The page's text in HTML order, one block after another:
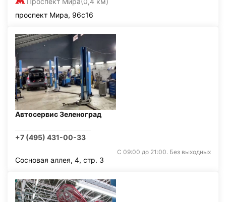
проспект Мира, 96с16
Автосервис Зеленоград
+7 (495) 431-00-33
С 09:00 до 21:00. Без выходных
Сосновая аллея, 4, стр. 3